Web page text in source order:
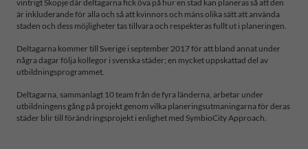
vintrigt Skopje där deltagarna fick öva på hur en stad kan planeras så att den
är inkluderande för alla och så att kvinnors och mäns olika sätt att använda
staden och dess möjligheter tas tillvara och respekteras fullt ut i planeringen.
Deltagarna kommer till Sverige i september 2017 för att bland annat under
några dagar följa kollegor i svenska städer; en mycket uppskattad del av
utbildningsprogrammet.
Deltagarna, sammanlagt 10 team från de fyra länderna, arbetar under
utbildningens gång på projekt genom vilka planeringsutmaningarna för deras
städer blir till förändringsprojekt i enlighet med SymbioCity Approach.